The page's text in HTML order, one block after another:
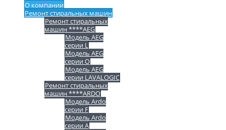
О компании
Ремонт стиральных машин
Ремонт стиральных
машин ****AEG
Модель AEG
серии L
Модель AEG
серии O
Модель AEG
серии LAVALOGIC
Ремонт стиральных
машин ****ARDO
Модель Ardo
серии F
Модель Ardo
серии A